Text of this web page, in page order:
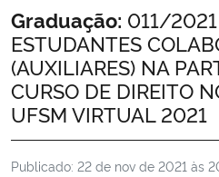
Ministério da Agricultura, Pecuária e
Ministério da Educação
Ministério da Cidadania
Ministério da Saúde
Início do conteúdo
Graduação: 011/2021
ESTUDANTES
(AUXILIARES) NA
CURSO DE DIREITO
UFSM VIRTUAL 2021
Publicado: 22 de nov de 2021 às